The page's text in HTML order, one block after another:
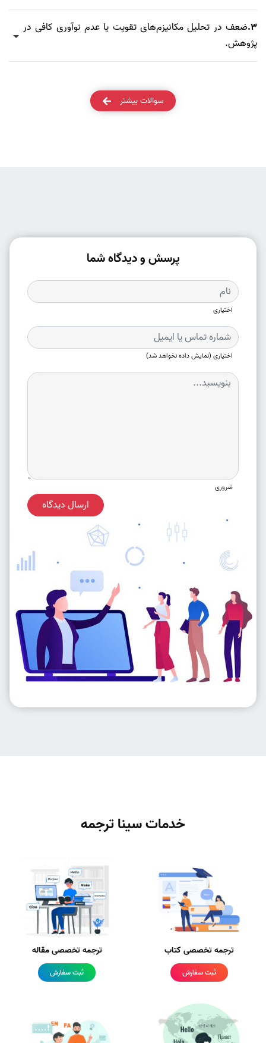
3.ضعف در تحلیل مکانیزم‌های تقویت یا عدم نوآوری کافی در
پژوهش.
سوالات بیشتر
پرسش و دیدگاه شما
اختیاری
اختیاری (نمایش داده نخواهد شد)
ضروری
ارسال دیدگاه
خدمات سینا ترجمه
ترجمه تخصصی کتاب
ثبت سفارش
ترجمه تخصصی مقاله
ثبت سفارش